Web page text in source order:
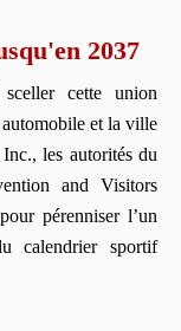
2037
cette union
et la ville
les autorités du
and Visitors
pérenniser l’un
calendrier sportif